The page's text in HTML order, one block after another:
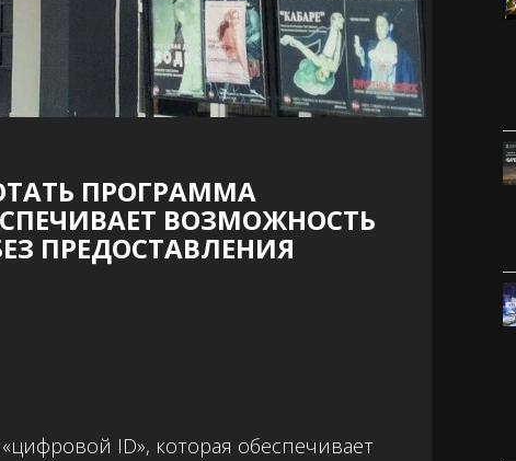
ПРОГРАММА
ВОЗМОЖНОСТЬ
ПРЕДОСТАВЛЕНИЯ
ID», которая обеспечивает